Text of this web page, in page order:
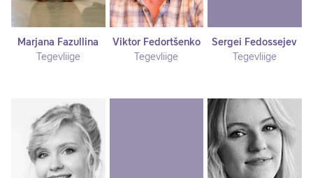
Marjana Fazullina
Tegevliige
Viktor Fedortšenko
Tegevliige
Sergei Fedossejev
Tegevliige